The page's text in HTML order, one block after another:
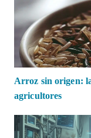
Arroz sin origen:
agricultores